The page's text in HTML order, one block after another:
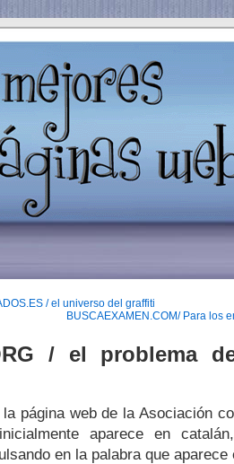
/ el universo del graffiti
BUSCAEXAMEN.COM/ Para los
/ el problema
la página web de la Asociación
aparece en
en la palabra que